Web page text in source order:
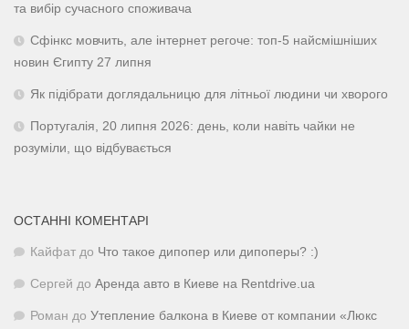
та вибір сучасного споживача
Сфінкс мовчить, але інтернет регоче: топ-5 найсмішніших
новин Єгипту 27 липня
Як підібрати доглядальницю для літньої людини чи хворого
Португалія, 20 липня 2026: день, коли навіть чайки не
розуміли, що відбувається
ОСТАННІ КОМЕНТАРІ
Кайфат до Что такое дипопер или дипоперы? :)
Сергей до Аренда авто в Киеве на Rentdrive.ua
Роман до Утепление балкона в Киеве от компании «Люкс